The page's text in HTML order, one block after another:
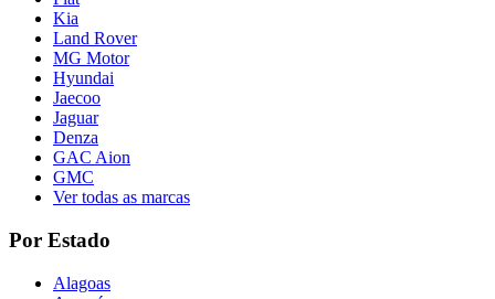
Kia
Land Rover
MG Motor
Hyundai
Jaecoo
Jaguar
Denza
GAC Aion
GMC
Ver todas as marcas
Por Estado
Alagoas